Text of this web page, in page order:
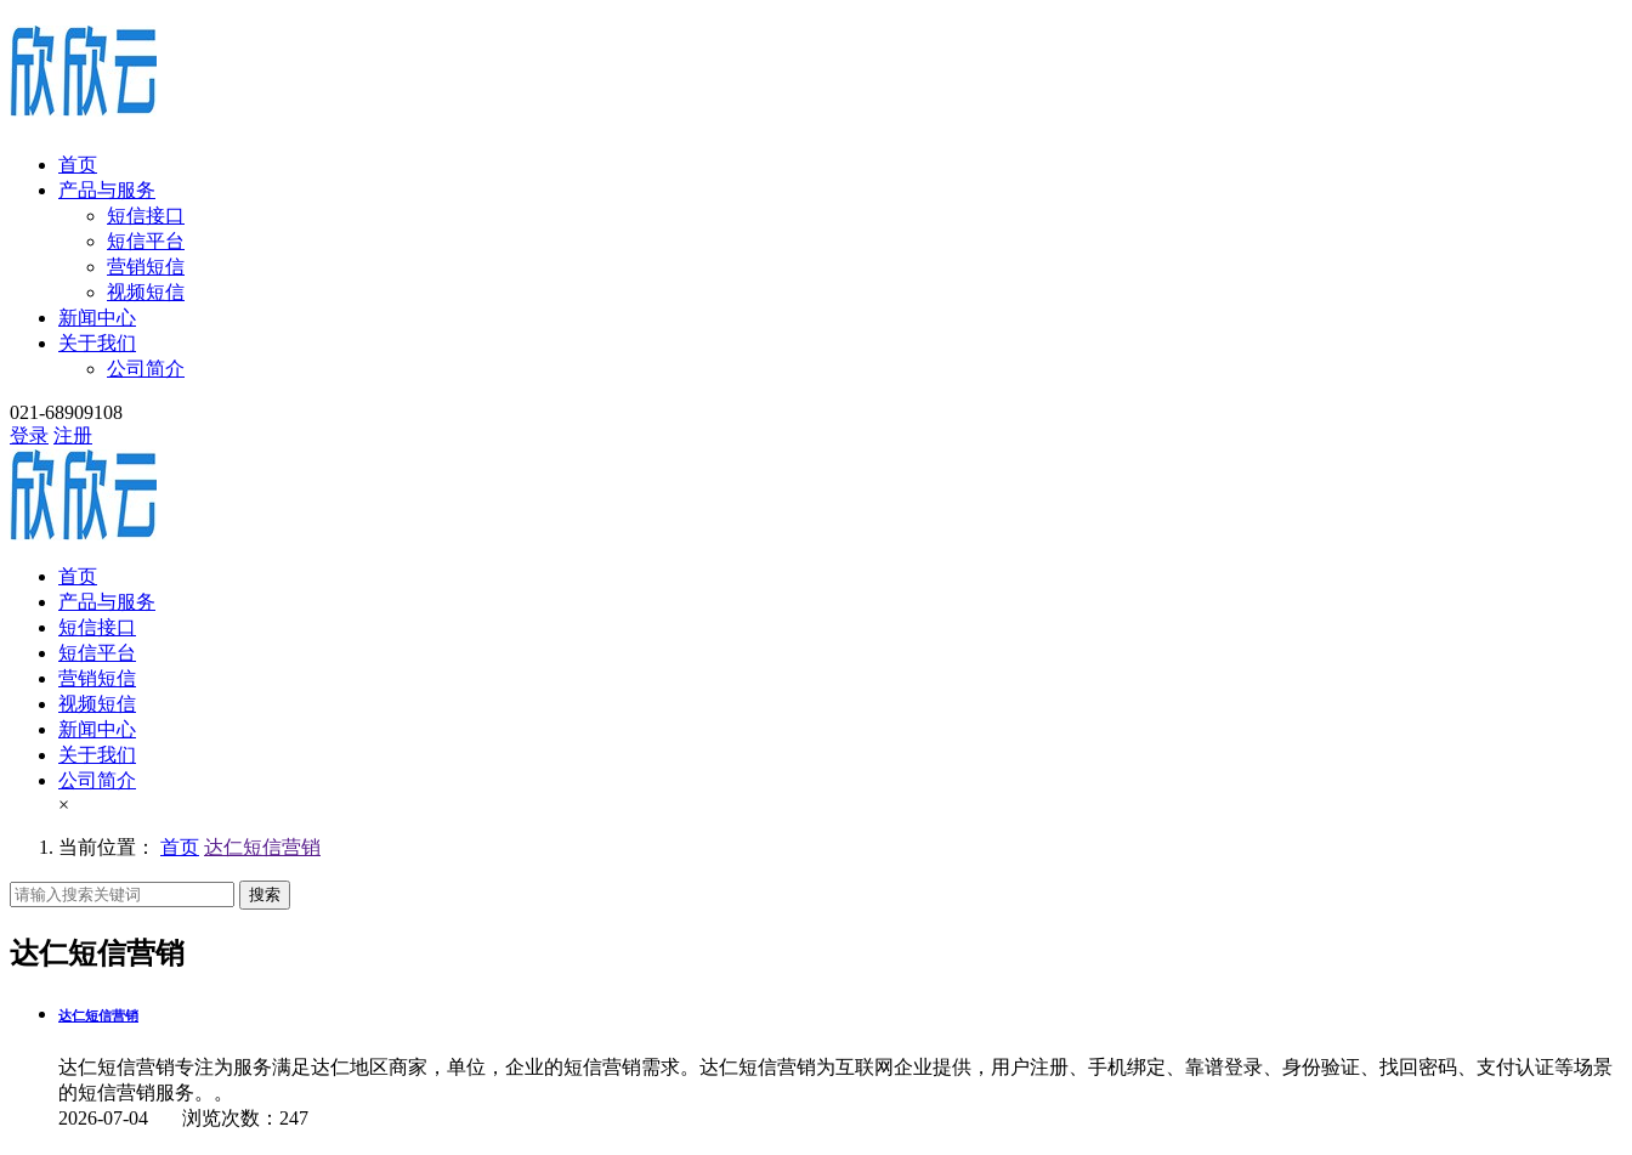
首页
产品与服务
短信接口
短信平台
营销短信
视频短信
新闻中心
关于我们
公司简介
021-68909108
登录 注册
首页
产品与服务
短信接口
短信平台
营销短信
视频短信
新闻中心
关于我们
公司简介
×
当前位置： 首页 达仁短信营销
搜索
达仁短信营销
达仁短信营销
达仁短信营销专注为服务满足达仁地区商家，单位，企业的短信营销需求。达仁短信营销为互联网企业提供，用户注册、手机绑定、靠谱登录、身份验证、找回密码、支付认证等场景
的短信营销服务。。
2026-07-04 浏览次数：247